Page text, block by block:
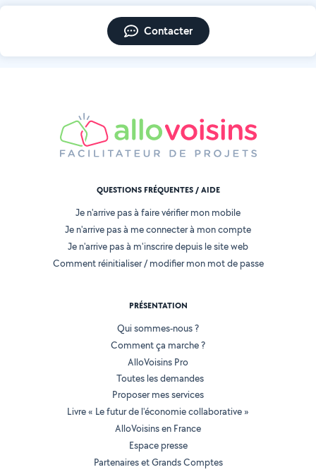
Contacter
QUESTIONS FRÉQUENTES / AIDE
Je n'arrive pas à faire vérifier mon mobile
Je n'arrive pas à me connecter à mon compte
Je n'arrive pas à m'inscrire depuis le site web
Comment réinitialiser / modifier mon mot de passe
PRÉSENTATION
Qui sommes-nous ?
Comment ça marche ?
AlloVoisins Pro
Toutes les demandes
Proposer mes services
Livre « Le futur de l'économie collaborative »
AlloVoisins en France
Espace presse
Partenaires et Grands Comptes